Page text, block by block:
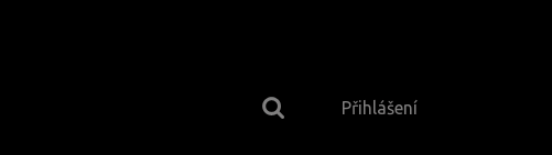
Přihlášení